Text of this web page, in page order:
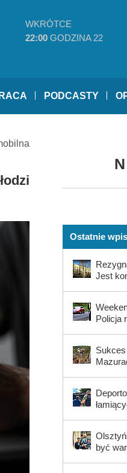
WKRÓTCE
22:00 GODZINA 22
PODCASTY
Ostatnie
Jest
Policja
być